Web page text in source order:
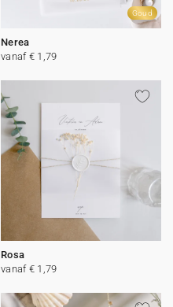
Goud
Nerea
vanaf € 1,79
Rosa
vanaf € 1,79